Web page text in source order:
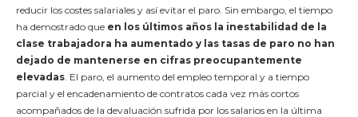
reducir los costes salariales y así evitar el paro. Sin embargo, el tiempo
ha demostrado que en los últimos años la inestabilidad de la
clase trabajadora ha aumentado y las tasas de paro no han
dejado de mantenerse en cifras preocupantemente
elevadas. El paro, el aumento del empleo temporal y a tiempo
parcial y el encadenamiento de contratos cada vez más cortos
acompañados de la devaluación sufrida por los salarios en la última